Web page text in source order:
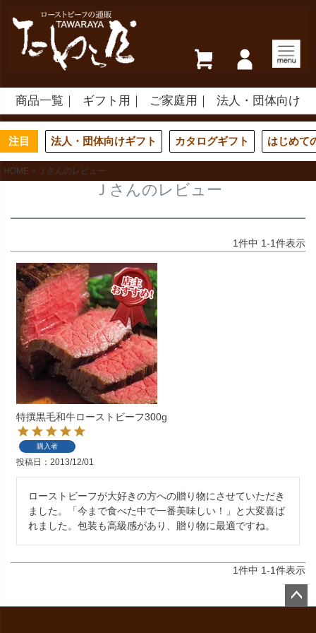
商品一覧 ギフト用 ご家庭用 法人・団体向け
注目 法人・団体向けギフト カタログギフト はじめて
HOME Ｊさんのレビュー
Ｊさんのレビュー
1件中 1-1件表示
特撰黒毛和牛ローストビーフ300g
購入者
投稿日 2013/12/01
ローストビーフが大好きの方への贈り物にさせていただき
ました。「今まで食べた中で一番美味しい！」と大変喜ば
れました。包装も高級感があり、贈り物に最適ですね。
1件中 1-1件表示